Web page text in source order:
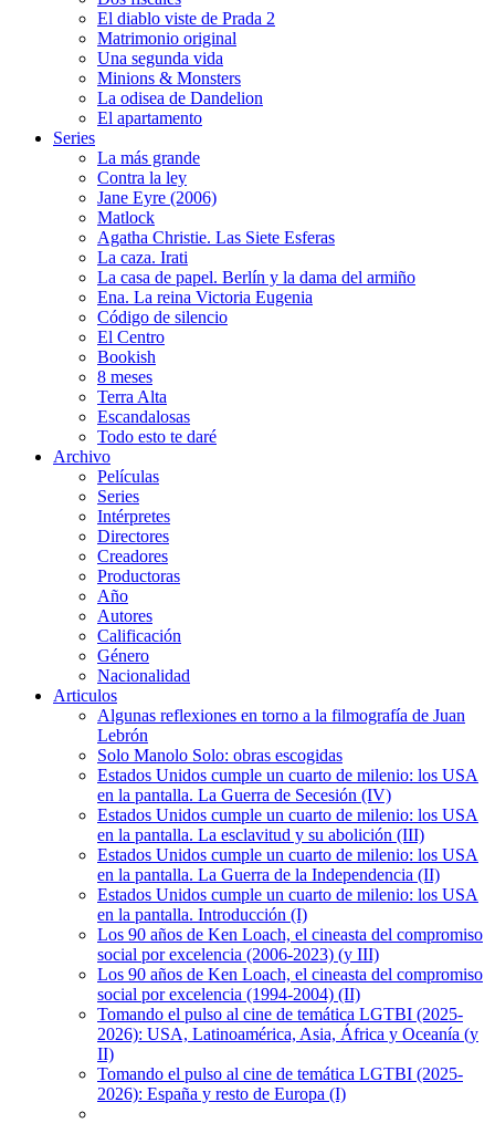
El diablo viste de Prada 2
Matrimonio original
Una segunda vida
Minions & Monsters
La odisea de Dandelion
El apartamento
Series
La más grande
Contra la ley
Jane Eyre (2006)
Matlock
Agatha Christie. Las Siete Esferas
La caza. Irati
La casa de papel. Berlín y la dama del armiño
Ena. La reina Victoria Eugenia
Código de silencio
El Centro
Bookish
8 meses
Terra Alta
Escandalosas
Todo esto te daré
Archivo
Películas
Series
Intérpretes
Directores
Creadores
Productoras
Año
Autores
Calificación
Género
Nacionalidad
Articulos
Algunas reflexiones en torno a la filmografía de Juan
Lebrón
Solo Manolo Solo: obras escogidas
Estados Unidos cumple un cuarto de milenio: los USA
en la pantalla. La Guerra de Secesión (IV)
Estados Unidos cumple un cuarto de milenio: los USA
en la pantalla. La esclavitud y su abolición (III)
Estados Unidos cumple un cuarto de milenio: los USA
en la pantalla. La Guerra de la Independencia (II)
Estados Unidos cumple un cuarto de milenio: los USA
en la pantalla. Introducción (I)
Los 90 años de Ken Loach, el cineasta del compromiso
social por excelencia (2006-2023) (y III)
Los 90 años de Ken Loach, el cineasta del compromiso
social por excelencia (1994-2004) (II)
Tomando el pulso al cine de temática LGTBI (2025-
2026): USA, Latinoamérica, Asia, África y Oceanía (y
II)
Tomando el pulso al cine de temática LGTBI (2025-
2026): España y resto de Europa (I)